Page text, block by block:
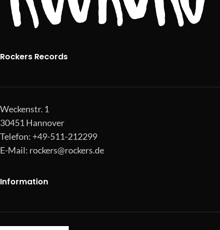
Rockers Records
Weckenstr. 1
30451 Hannover
Telefon: +49-511-212299
E-Mail: rockers@rockers.de
Information